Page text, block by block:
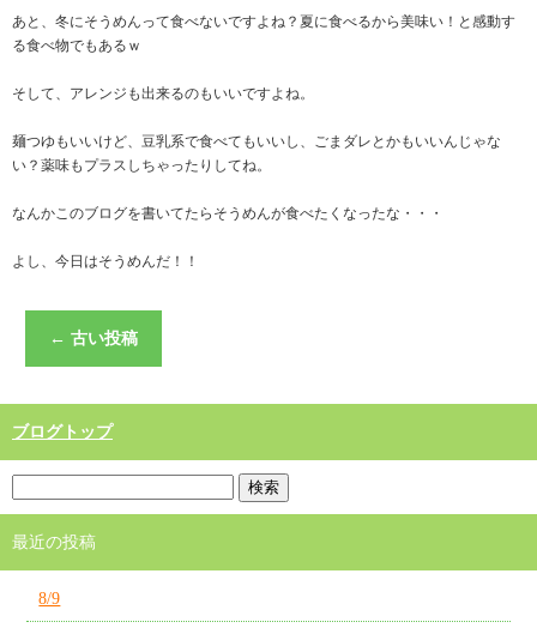
あと、冬にそうめんって食べないですよね？夏に食べるから美味い！と感動す
る食べ物でもあるｗ
そして、アレンジも出来るのもいいですよね。
麺つゆもいいけど、豆乳系で食べてもいいし、ごまダレとかもいいんじゃな
い？薬味もプラスしちゃったりしてね。
なんかこのブログを書いてたらそうめんが食べたくなったな・・・
よし、今日はそうめんだ！！
← 古い投稿
ブログトップ
最近の投稿
8/9